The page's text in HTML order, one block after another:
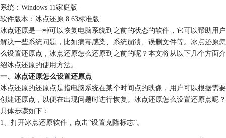
系统：Windows 11家庭版
软件版本：冰点还原 8.63标准版
冰点还原是一种可以恢复电脑系统到之前的状态的软件，它可以帮助用户
解决一些系统问题，比如病毒感染、系统崩溃、误删文件等。冰点还原怎
么设置还原点，冰点还原怎么还原到之前的呢？本文将从以下几个方面介
绍冰点还原的使用方法。
一、冰点还原怎么设置还原点
冰点还原的还原点是指电脑系统在某个时间点的映像，用户可以根据需要
创建还原点，以便在出现问题时进行恢复。冰点还原怎么设置还原点呢？
具体步骤如下：
1、打开冰点还原软件，点击“设置克隆标志”。